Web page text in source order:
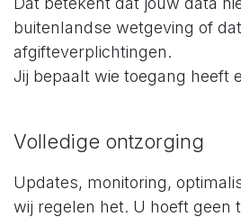
buitenlandse wetgeving of
afgifteverplichtingen.
Jij bepaalt wie toegang heeft
Volledige ontzorging
Updates, monitoring,
wij regelen het. U hoeft geen